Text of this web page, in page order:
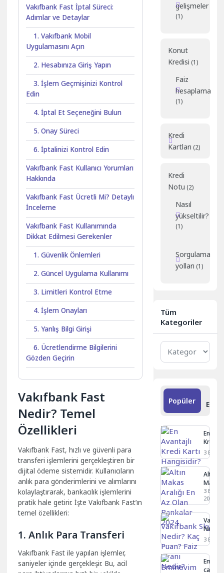
Vakıfbank Fast İptal Süreci:
Adımlar ve Detaylar
1. Vakıfbank Mobil
Uygulamasını Açın
2. Hesabınıza Giriş Yapın
3. İşlem Geçmişinizi Kontrol
Edin
4. İptal Et Seçeneğini Bulun
5. Onay Süreci
6. İptalinizi Kontrol Edin
Vakıfbank Fast Kullanıcı Yorumları
Hakkında
Vakıfbank Fast Ücretli Mi? Detaylı
İnceleme
Vakıfbank Fast Kullanımında
Dikkat Edilmesi Gerekenler
1. Güvenlik Önlemleri
2. Güncel Uygulama Kullanımı
3. Limitleri Kontrol Etme
4. İşlem Onayları
5. Yanlış Bilgi Girişi
6. Ücretlendirme Bilgilerini
Gözden Geçirin
Vakıfbank Fast
Nedir? Temel
Özellikleri
Vakıfbank Fast, hızlı ve güvenli para
transferi işlemlerini gerçekleştiren bir
dijital ödeme sistemidir. Kullanıcıların
anlık para gönderimlerini ve alımlarını
kolaylaştırarak, bankacılık işlemlerini
pratik hale getirir. İşte Vakıfbank Fast’ın
temel özellikleri:
1. Anlık Para Transferi
Vakıfbank Fast ile yapılan işlemler,
saniyeler içinde gerçekleşir. Bu, acil
gelişmeler
(1)
Konut
Kredisi (1)
Faiz
hesaplama
(1)
Kredi
Kartları (2)
Kredi
Notu (2)
Nasıl
yükseltilir?
(1)
Sorgulama
yolları (1)
Tüm
Kategoriler
Tüm
Kategoriler
Popüler
En
Kredi
3 Eylül
Altın
Makas
Aralığı
En Az
2024
3 Eylül
2024
Nedir?
Faiz
Kime
3 Eylül
caiz